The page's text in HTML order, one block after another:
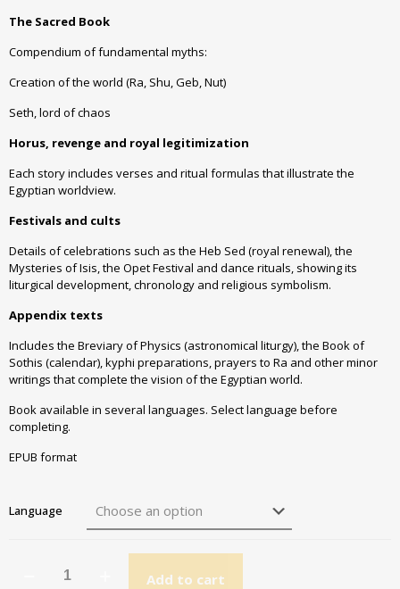
The Sacred Book
Compendium of fundamental myths:
Creation of the world (Ra, Shu, Geb, Nut)
Seth, lord of chaos
Horus, revenge and royal legitimization
Each story includes verses and ritual formulas that illustrate the
Egyptian worldview.
Festivals and cults
Details of celebrations such as the Heb Sed (royal renewal), the
Mysteries of Isis, the Opet Festival and dance rituals, showing its
liturgical development, chronology and religious symbolism.
Appendix texts
Includes the Breviary of Physics (astronomical liturgy), the Book of
Sothis (calendar), kyphi preparations, prayers to Ra and other minor
writings that complete the vision of the Egyptian world.
Book available in several languages. Select language before
completing.
EPUB format
Language
Add to cart